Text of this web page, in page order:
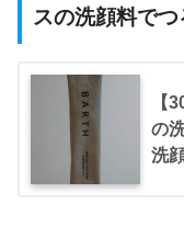
スの洗顔料で
【
の
洗顔